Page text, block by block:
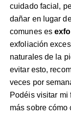
cuidado facial,
dañar en lugar
comunes es
exfoliación
naturales de la
evitar esto,
veces por
Podéis visitar mi
más sobre cómo